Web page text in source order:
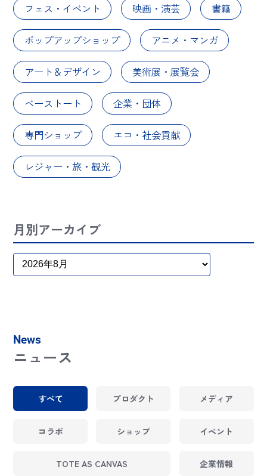
フェス・イベント 映画・演芸 書籍
ポップアップショップ アニメ・マンガ
アート＆デザイン 美術展・展覧会
ベーストート 企業・団体
専門ショップ エコ・社会貢献
レジャー・旅・観光
月別アーカイブ
News
ニュース
すべて プロダクト メディア
コラボ ショップ イベント
TOTE AS CANVAS 企業情報